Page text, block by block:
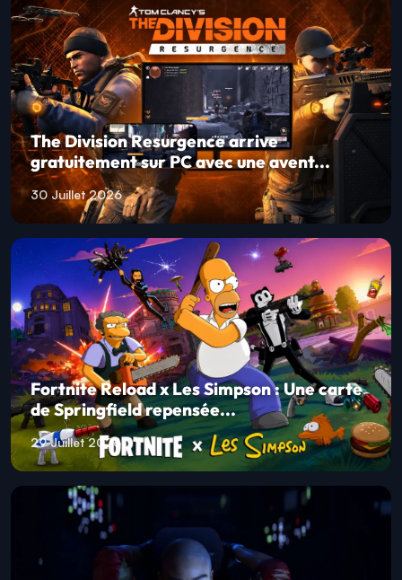
The Division Resurgence arrive
gratuitement sur PC avec une avent...
30 Juillet 2026
Fortnite Reload x Les Simpson : Une carte
de Springfield repensée...
29 Juillet 2026